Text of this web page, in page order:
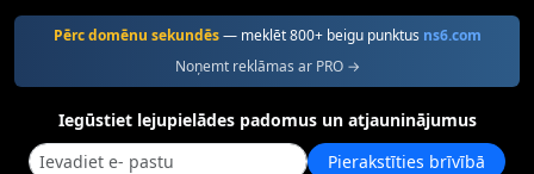
Pērc domēnu sekundēs— meklēt 800+ beigu punktus ns6.com
Noņemt reklāmas ar PRO →
Iegūstiet lejupielādes padomus un atjauninājumus
Pierakstīties brīvībā